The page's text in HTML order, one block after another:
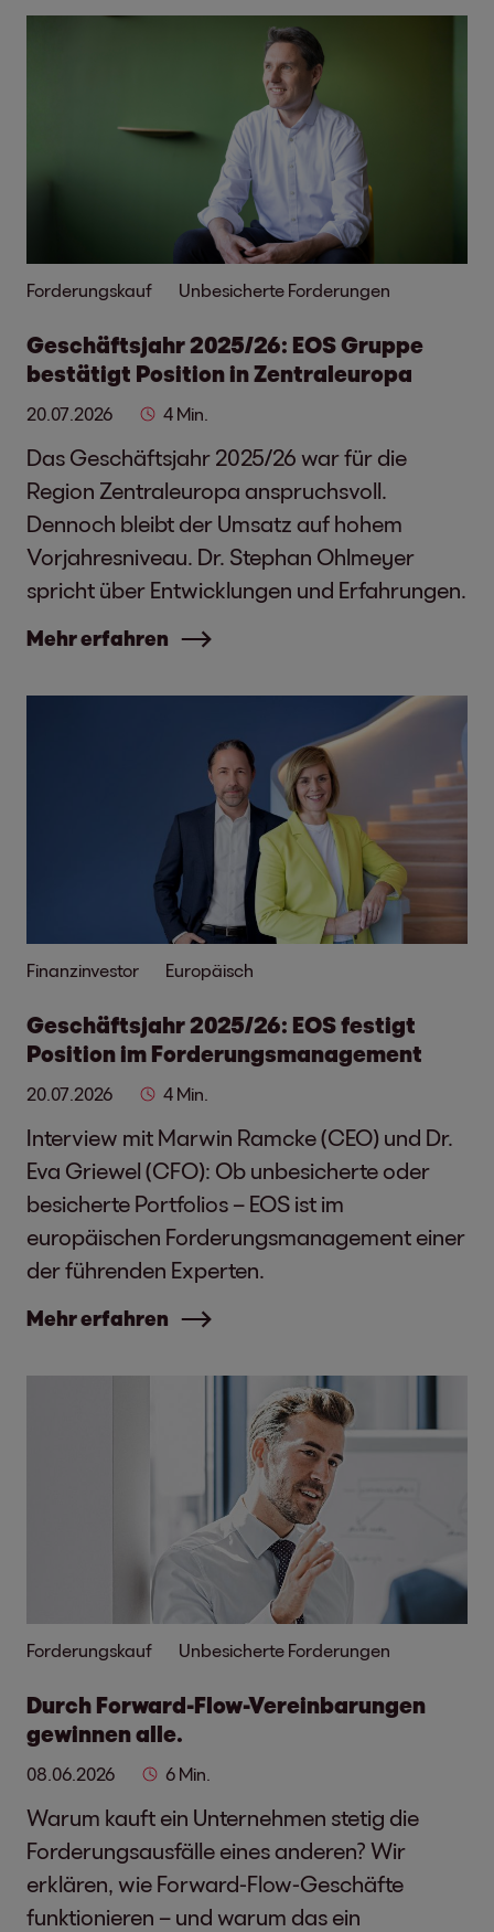
Forderungskauf Unbesicherte Forderungen
Geschäftsjahr 2025/26: EOS Gruppe
bestätigt Position in Zentraleuropa
20.07.2026 4 Min.
Das Geschäftsjahr 2025/26 war für die
Region Zentraleuropa anspruchsvoll.
Dennoch bleibt der Umsatz auf hohem
Vorjahresniveau. Dr. Stephan Ohlmeyer
spricht über Entwicklungen und Erfahrungen.
Mehr erfahren
Finanzinvestor Europäisch
Geschäftsjahr 2025/26: EOS festigt
Position im Forderungsmanagement
20.07.2026 4 Min.
Interview mit Marwin Ramcke (CEO) und Dr.
Eva Griewel (CFO): Ob unbesicherte oder
besicherte Portfolios – EOS ist im
europäischen Forderungsmanagement einer
der führenden Experten.
Mehr erfahren
Forderungskauf Unbesicherte Forderungen
Durch Forward-Flow-Vereinbarungen
gewinnen alle.
08.06.2026 6 Min.
Warum kauft ein Unternehmen stetig die
Forderungsausfälle eines anderen? Wir
erklären, wie Forward-Flow-Geschäfte
funktionieren – und warum das ein